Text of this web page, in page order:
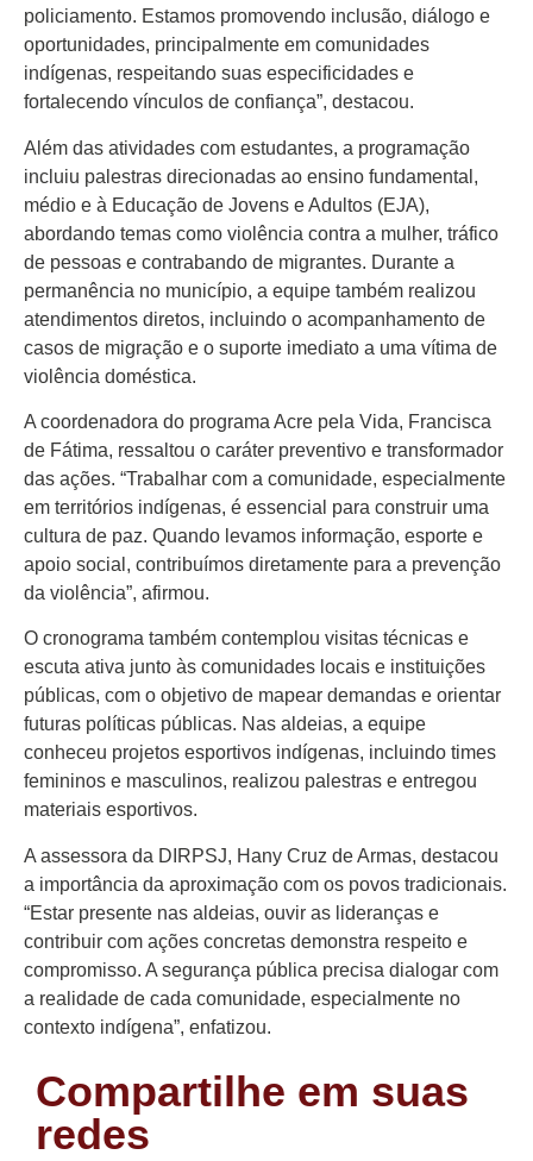
policiamento. Estamos promovendo inclusão, diálogo e
oportunidades, principalmente em comunidades
indígenas, respeitando suas especificidades e
fortalecendo vínculos de confiança”, destacou.
Além das atividades com estudantes, a programação
incluiu palestras direcionadas ao ensino fundamental,
médio e à Educação de Jovens e Adultos (EJA),
abordando temas como violência contra a mulher, tráfico
de pessoas e contrabando de migrantes. Durante a
permanência no município, a equipe também realizou
atendimentos diretos, incluindo o acompanhamento de
casos de migração e o suporte imediato a uma vítima de
violência doméstica.
A coordenadora do programa Acre pela Vida, Francisca
de Fátima, ressaltou o caráter preventivo e transformador
das ações. “Trabalhar com a comunidade, especialmente
em territórios indígenas, é essencial para construir uma
cultura de paz. Quando levamos informação, esporte e
apoio social, contribuímos diretamente para a prevenção
da violência”, afirmou.
O cronograma também contemplou visitas técnicas e
escuta ativa junto às comunidades locais e instituições
públicas, com o objetivo de mapear demandas e orientar
futuras políticas públicas. Nas aldeias, a equipe
conheceu projetos esportivos indígenas, incluindo times
femininos e masculinos, realizou palestras e entregou
materiais esportivos.
A assessora da DIRPSJ, Hany Cruz de Armas, destacou
a importância da aproximação com os povos tradicionais.
“Estar presente nas aldeias, ouvir as lideranças e
contribuir com ações concretas demonstra respeito e
compromisso. A segurança pública precisa dialogar com
a realidade de cada comunidade, especialmente no
contexto indígena”, enfatizou.
Compartilhe em suas
redes